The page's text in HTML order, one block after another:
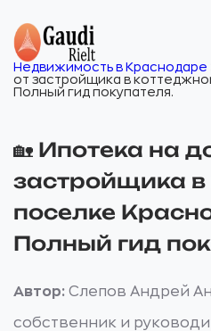
Недвижимость в Краснодаре
от застройщика в
Полный гид покупателя.
🏡 Ипотека на
застройщика
поселке
Полный гид
Автор: Слепов Андрей
собственник и